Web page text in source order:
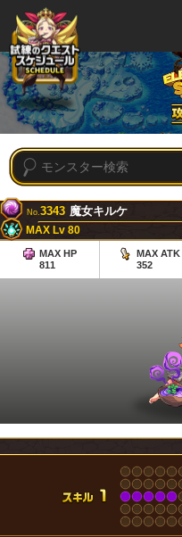
No.3343 魔女キルケ
MAX Lv 80
MAX HP
811
MAX ATK
352